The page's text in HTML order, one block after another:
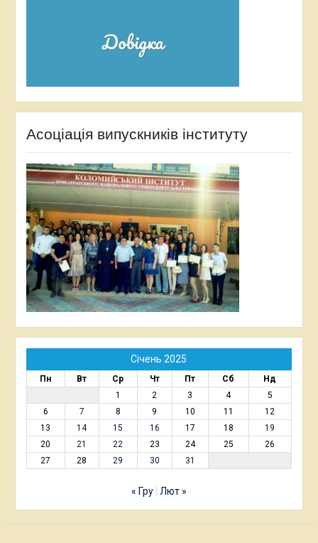
Асоціація випускників інституту
Січень 2025
Пн Вт Ср Чт Пт Сб
Нд
1
2 3 4
5
6
7 8 9 10 11
12
13
14 15 16 17 18
19
20
21 22 23 24 25
26
27
28 29 30 31
« Гру Лют »